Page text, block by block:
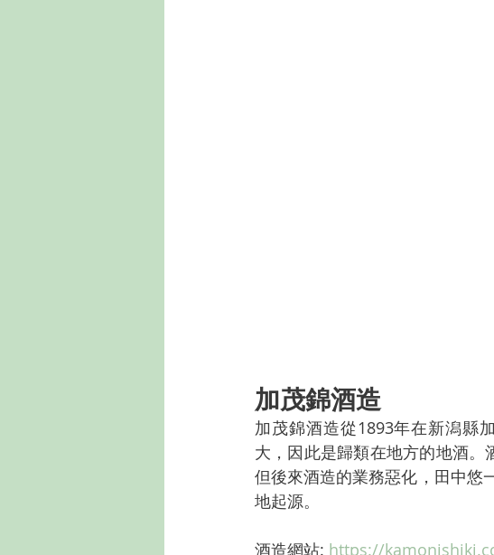
加茂錦酒造
加茂錦酒造從1893年在新潟縣
大，因此是歸類在地方的地酒。
但後來酒造的業務惡化，田中悠
地起源。
酒造網站: https://